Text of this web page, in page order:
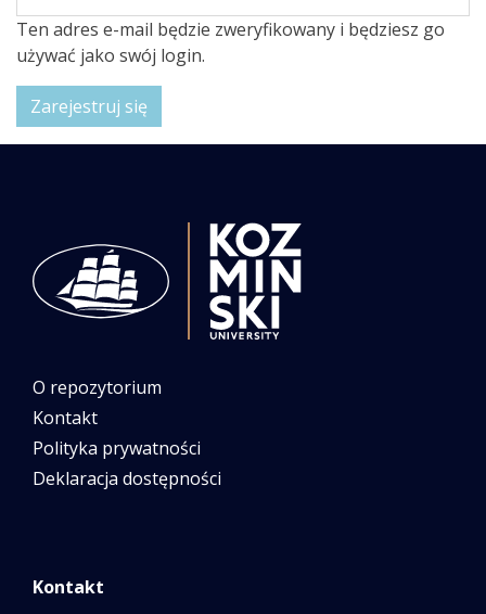
Ten adres e-mail będzie zweryfikowany i będziesz go
używać jako swój login.
Zarejestruj się
O repozytorium
Kontakt
Polityka prywatności
Deklaracja dostępności
Kontakt